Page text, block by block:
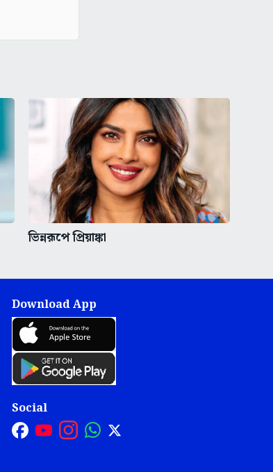
ভিন্নরূপে প্রিয়াঙ্কা
Download App
Social